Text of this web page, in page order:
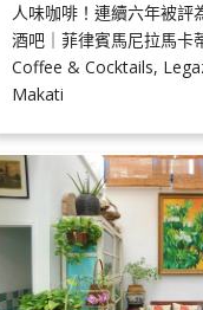
人味咖啡！連續六年被評
酒吧｜菲律賓馬尼拉馬卡
Coffee & Cocktails,
Makati